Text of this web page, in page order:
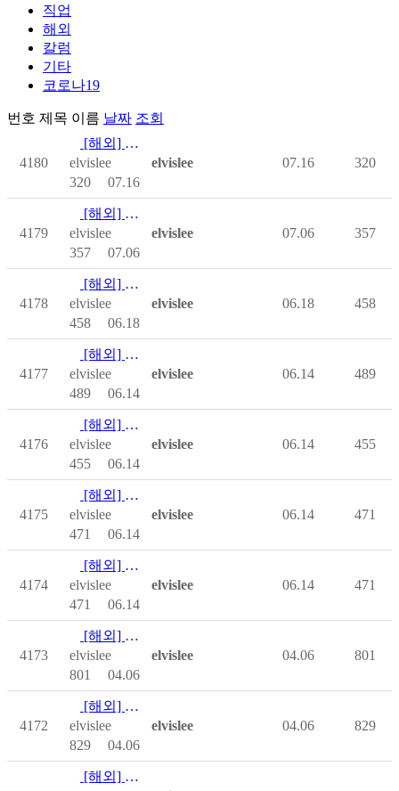
직업
해외
칼럼
기타
코로나19
번호 제목 이름 날짜 조회
4180
[해외] The ADA at 36
elvislee
320
07.16
elvislee 07.16 320
4179
[해외] Battling a Broken Insurance Sy…
elvislee
357
07.06
elvislee 07.06 357
4178
[해외] Wheelchair User --> U.S. Senat…
elvislee
458
06.18
elvislee 06.18 458
4177
[해외] Get the Right Wheelchair Seati…
elvislee
489
06.14
elvislee 06.14 489
4176
[해외] A Zipperless Sleeping Bag
elvislee
455
06.14
elvislee 06.14 455
4175
[해외] How to Find a Good Doctor
elvislee
471
06.14
elvislee 06.14 471
4174
[해외] Flying in a Wheelcair Gets Clo…
elvislee
471
06.14
elvislee 06.14 471
4173
[해외] Travel & Rec Print Issue
elvislee
801
04.06
elvislee 04.06 801
4172
[해외] How to Stop Breaking Bones
elvislee
829
04.06
elvislee 04.06 829
[해외] Home Workout Products for Whee…